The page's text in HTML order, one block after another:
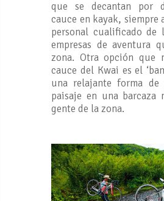
que se decantan por
cauce en kayak, siempre
personal cualificado de
empresas de aventura
zona. Otra opción que
cauce del Kwai es el
una relajante forma
paisaje en una barcaza
gente de la zona.